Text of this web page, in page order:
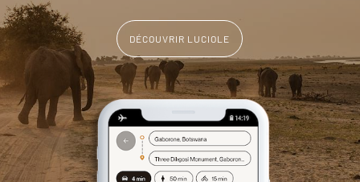
DÉCOUVRIR LUCIOLE